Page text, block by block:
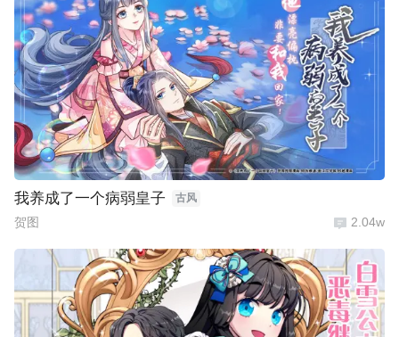
我养成了一个病弱皇子 古风
贺图 2.04w